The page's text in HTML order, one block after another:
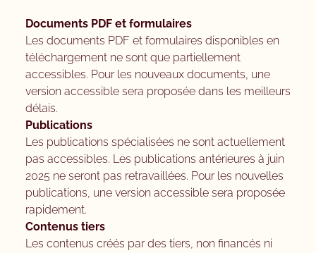
Documents PDF et formulaires
Les documents PDF et formulaires disponibles en
téléchargement ne sont que partiellement
accessibles. Pour les nouveaux documents, une
version accessible sera proposée dans les meilleurs
délais.
Publications
Les publications spécialisées ne sont actuellement
pas accessibles. Les publications antérieures à juin
2025 ne seront pas retravaillées. Pour les nouvelles
publications, une version accessible sera proposée
rapidement.
Contenus tiers
Les contenus créés par des tiers, non financés ni